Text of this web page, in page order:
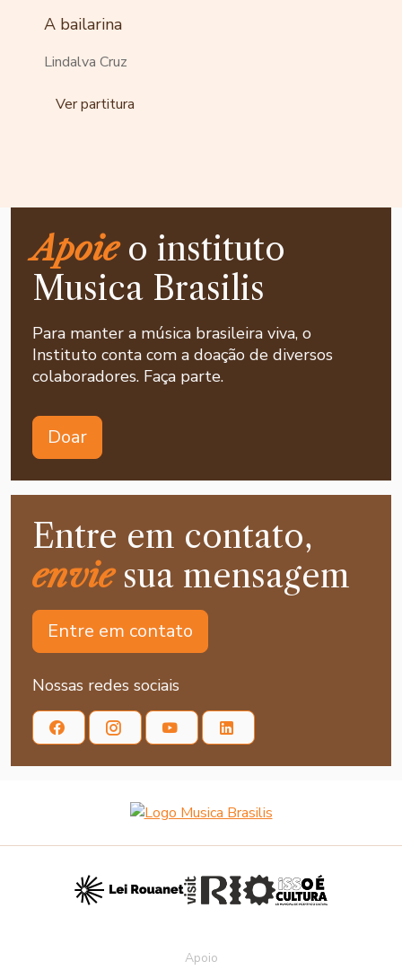
A bailarina
Lindalva Cruz
Ver partitura
Apoieo instituto
Musica Brasilis
Para manter a música brasileira viva, o
Instituto conta com a doação de diversos
colaboradores. Faça parte.
Doar
Entre em contato,
enviesua mensagem
Entre em contato
Nossas redes sociais
Apoio